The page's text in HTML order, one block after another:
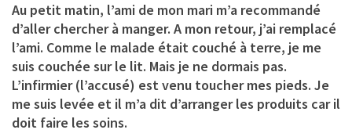
Au petit matin, l’ami de mon mari m’a recommandé
d’aller chercher à manger. A mon retour, j’ai remplacé
l’ami. Comme le malade était couché à terre, je me
suis couchée sur le lit. Mais je ne dormais pas.
L’infirmier (l’accusé) est venu toucher mes pieds. Je
me suis levée et il m’a dit d’arranger les produits car il
doit faire les soins.